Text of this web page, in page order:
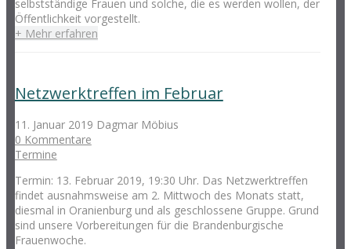
selbstständige Frauen und solche, die es werden wollen, der
Öffentlichkeit vorgestellt.
+ Mehr erfahren
Netzwerktreffen im Februar
11. Januar 2019 Dagmar Möbius
0 Kommentare
Termine
Termin: 13. Februar 2019, 19:30 Uhr. Das Netzwerktreffen
findet ausnahmsweise am 2. Mittwoch des Monats statt,
diesmal in Oranienburg und als geschlossene Gruppe. Grund
sind unsere Vorbereitungen für die Brandenburgische
Frauenwoche.